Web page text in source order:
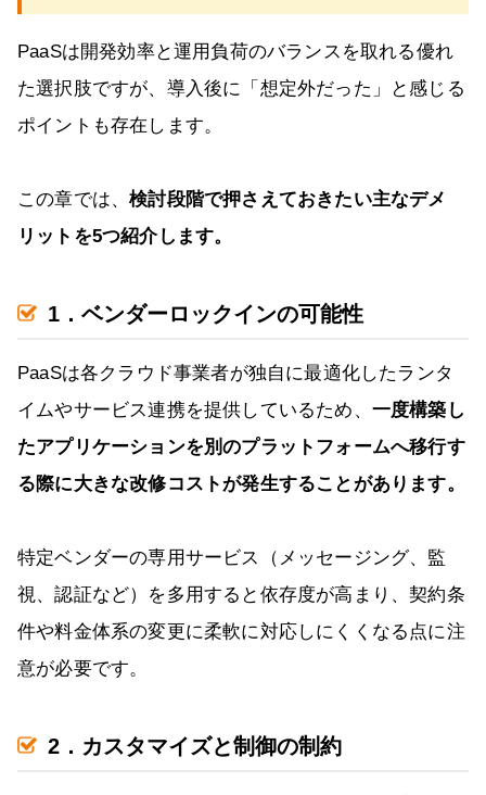
PaaSは開発効率と運用負荷のバランスを取れる優れ
た選択肢ですが、導入後に「想定外だった」と感じる
ポイントも存在します。
この章では、検討段階で押さえておきたい主なデメ
リットを5つ紹介します。
1．ベンダーロックインの可能性
PaaSは各クラウド事業者が独自に最適化したランタ
イムやサービス連携を提供しているため、 一度構築し
たアプリケーションを別のプラットフォームへ移行す
る際に大きな改修コストが発生することがあります。
特定ベンダーの専用サービス（メッセージング、監
視、認証など）を多用すると依存度が高まり、契約条
件や料金体系の変更に柔軟に対応しにくくなる点に注
意が必要です。
2．カスタマイズと制御の制約